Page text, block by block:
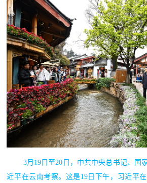
3月19日至20日，中共中央总书记、国
近平在云南考察。这是19日下午，习近平